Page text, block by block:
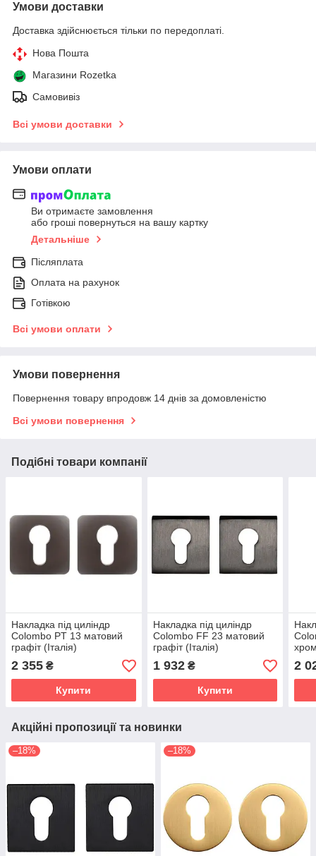
Умови доставки
Доставка здійснюється тільки по передоплаті.
Нова Пошта
Магазини Rozetka
Самовивіз
Всі умови доставки
Умови оплати
Ви отримаєте замовлення
або гроші повернуться на вашу картку
Детальніше
Післяплата
Оплата на рахунок
Готівкою
Всі умови оплати
Умови повернення
Повернення товару впродовж 14 днів за домовленістю
Всі умови повернення
Подібні товари компанії
Накладка під циліндр
Colombo PT 13 матовий
графіт (Італія)
2 355 ₴
Купити
Накладка під циліндр
Colombo FF 23 матовий
графіт (Італія)
1 932₴
Купити
2
Акційні пропозиції та новинки
–18% –18%